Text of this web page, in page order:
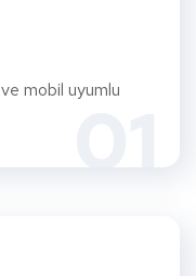
mobil uyumlu